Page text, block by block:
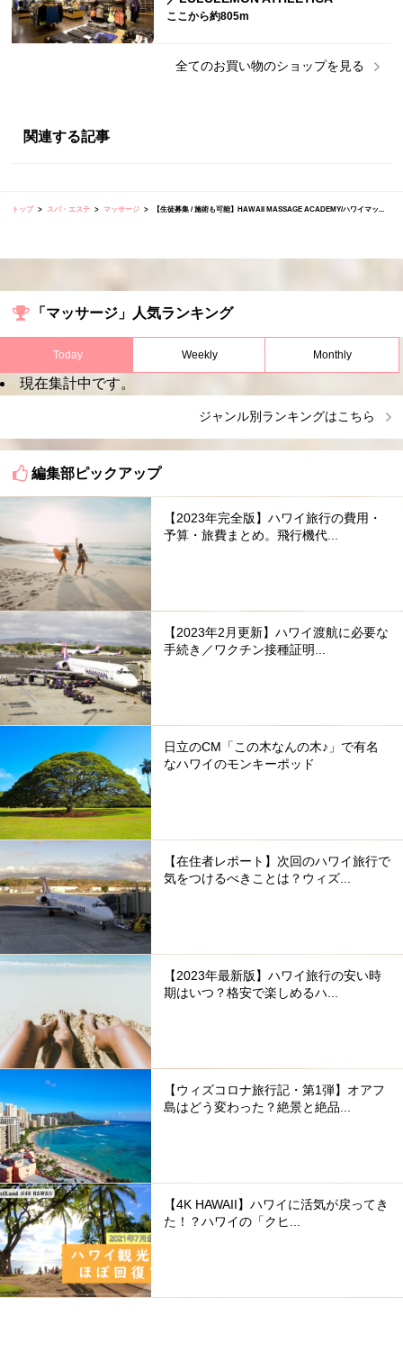
ここから約805m
全てのお買い物のショップを見る
関連する記事
トップ スパ・エステ マッサージ 【生徒募集 / 施術も可能】HAWAII MASSAGE ACADEMY/ハワイマッ...
「マッサージ」人気ランキング
Today Weekly Monthly
現在集計中です。
ジャンル別ランキングはこちら
編集部ピックアップ
【2023年完全版】ハワイ旅行の費用・
予算・旅費まとめ。飛行機代...
【2023年2月更新】ハワイ渡航に必要な
手続き／ワクチン接種証明...
日立のCM「この木なんの木♪」で有名
なハワイのモンキーポッド
【在住者レポート】次回のハワイ旅行で
気をつけるべきことは？ウィズ...
【2023年最新版】ハワイ旅行の安い時
期はいつ？格安で楽しめるハ...
【ウィズコロナ旅行記・第1弾】オアフ
島はどう変わった？絶景と絶品...
【4K HAWAII】ハワイに活気が戻ってき
た！？ハワイの「クヒ...